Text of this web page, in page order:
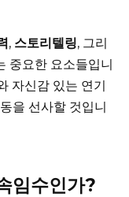
, 스토리텔링, 그리
중요한 요소들입니
자신감 있는 연기
을 선사할 것입니
임수인가?